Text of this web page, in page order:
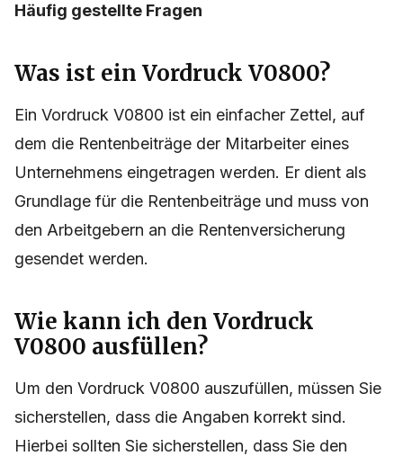
Häufig gestellte Fragen
Was ist ein Vordruck V0800?
Ein Vordruck V0800 ist ein einfacher Zettel, auf
dem die Rentenbeiträge der Mitarbeiter eines
Unternehmens eingetragen werden. Er dient als
Grundlage für die Rentenbeiträge und muss von
den Arbeitgebern an die Rentenversicherung
gesendet werden.
Wie kann ich den Vordruck
V0800 ausfüllen?
Um den Vordruck V0800 auszufüllen, müssen Sie
sicherstellen, dass die Angaben korrekt sind.
Hierbei sollten Sie sicherstellen, dass Sie den